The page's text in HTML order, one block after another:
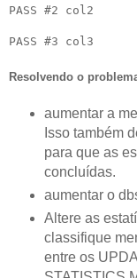
PASS #2 col2
PASS #3 col3
Resolvendo o
aumentar a
Isso também
para que as
concluídas.
aumentar o
Altere as
classifique
entre os